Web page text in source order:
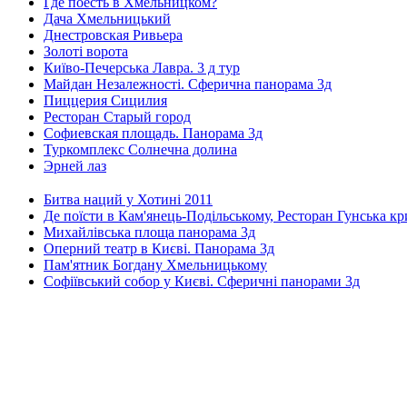
Дача Хмельницький
Днестровская Ривьера
Золоті ворота
Київо-Печерська Лавра. 3 д тур
Майдан Незалежності. Сферична панорама 3д
Пиццерия Сицилия
Ресторан Старый город
Софиевская площадь. Панорама 3д
Туркомплекс Солнечна долина
Эрней лаз
Битва наций у Хотині 2011
Де поїсти в Кам'янець-Подільському, Ресторан Гунська
Михайлівська площа панорама 3д
Оперний театр в Києві. Панорама 3д
Пам'ятник Богдану Хмельницькому
Софіївський собор у Києві. Сферичні панорами 3д